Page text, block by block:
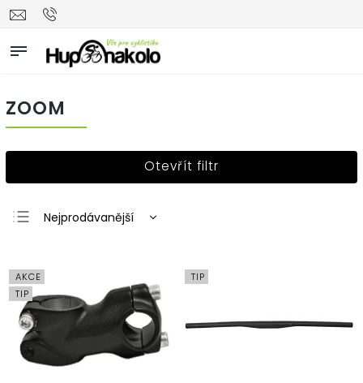
ZOOM
Otevřít filtr
Nejprodávanější
Nejdražší
Abecedně
AKCE
TIP
TIP